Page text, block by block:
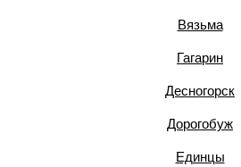
Вязьма
Гагарин
Десногорск
Дорогобуж
Единцы